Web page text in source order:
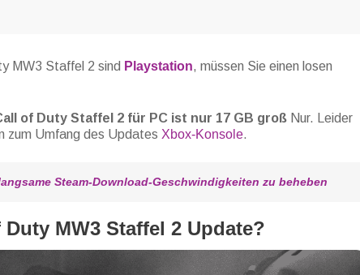
MW3 Staffel 2 sind Playstation, müssen Sie einen losen
of Duty Staffel 2 für PC ist nur 17 GB groß Nur. Leider
zum Umfang des Updates Xbox-Konsole.
Steam-Download-Geschwindigkeiten zu beheben
MW3 Staffel 2 Update?